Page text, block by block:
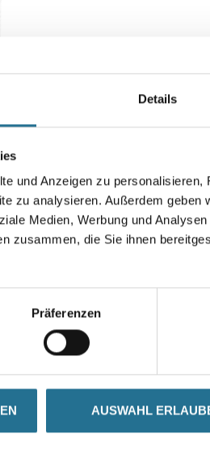
Details
und Anzeigen zu
zu analysieren. Außerdem
Medien, Werbung und
zusammen, die Sie ihnen
Präferenzen
AUSWAHL
Art-
ZUSATZINFOS